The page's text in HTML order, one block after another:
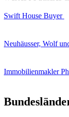
Swift House Buyer
Neuhäusser, Wolf
Immobilienmakler